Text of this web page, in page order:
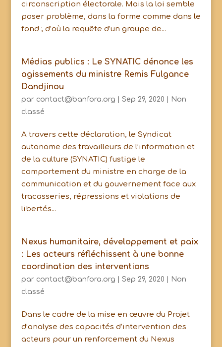
circonscription électorale. Mais la loi semble
poser problème, dans la forme comme dans le
fond ; d’où la requête d’un groupe de...
Médias publics : Le SYNATIC dénonce les
agissements du ministre Remis Fulgance
Dandjinou
par contact@banfora.org Sep 29, 2020
Non
classé
A travers cette déclaration, le Syndicat
autonome des travailleurs de l’information et
de la culture (SYNATIC) fustige le
comportement du ministre en charge de la
communication et du gouvernement face aux
tracasseries, répressions et violations de
libertés...
Nexus humanitaire, développement et paix
: Les acteurs réfléchissent à une bonne
coordination des interventions
par contact@banfora.org Sep 29, 2020
Non
classé
Dans le cadre de la mise en œuvre du Projet
d’analyse des capacités d’intervention des
acteurs pour un renforcement du Nexus